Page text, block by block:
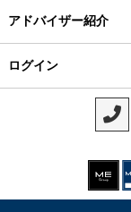
アドバイザー紹介
ログイン